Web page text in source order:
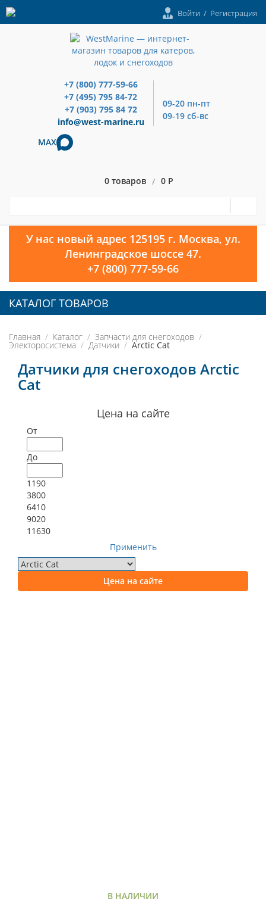
Войти / Регистрация
+7 (800) 777-59-66
+7 (495) 795 84-72
+7 (903) 795 84 72
info@west-marine.ru
09-20 пн-пт
09-19 сб-вс
MAX
0 товаров / 0 Р
У нас новый адрес 125195 г. Москва, ул.
Ленинградское шоссе 47.
+7 (800) 777-59-66
КАТАЛОГ ТОВАРОВ
Главная Каталог Запчасти для снегоходов
Электоросистема Датчики Arctic Cat
Датчики для снегоходов Arctic
Cat
Цена на сайте
От
До
1190
3800
6410
9020
11630
Применить
Цена на сайте
В НАЛИЧИИ